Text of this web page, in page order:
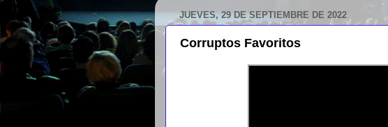
JUEVES, 29 DE SEPTIEMBRE DE 2022
Corruptos Favoritos